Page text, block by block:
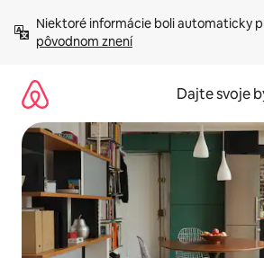
obsah.
Niektoré informácie boli automaticky
pôvodnom znení
Dajte svoje